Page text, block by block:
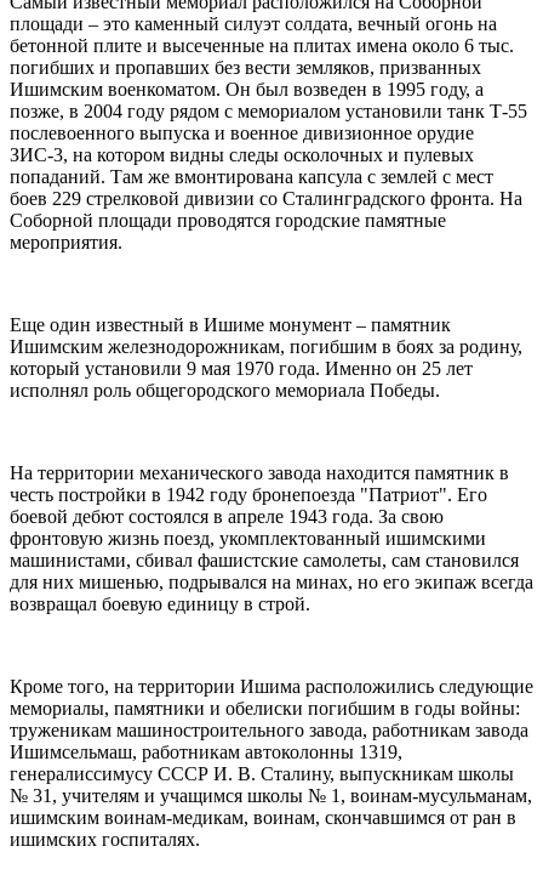
площади – это каменный силуэт солдата, вечный огонь на
бетонной плите и высеченные на плитах имена около 6 тыс.
погибших и пропавших без вести земляков, призванных
Ишимским военкоматом. Он был возведен в 1995 году, а
позже, в 2004 году рядом с мемориалом установили танк Т-55
послевоенного выпуска и военное дивизионное орудие
ЗИС-3, на котором видны следы осколочных и пулевых
попаданий. Там же вмонтирована капсула с землей с мест
боев 229 стрелковой дивизии со Сталинградского фронта. На
Соборной площади проводятся городские памятные
мероприятия.
Еще один известный в Ишиме монумент – памятник
Ишимским железнодорожникам, погибшим в боях за родину,
который установили 9 мая 1970 года. Именно он 25 лет
исполнял роль общегородского мемориала Победы.
На территории механического завода находится памятник в
честь постройки в 1942 году бронепоезда "Патриот". Его
боевой дебют состоялся в апреле 1943 года. За свою
фронтовую жизнь поезд, укомплектованный ишимскими
машинистами, сбивал фашистские самолеты, сам становился
для них мишенью, подрывался на минах, но его экипаж всегда
возвращал боевую единицу в строй.
Кроме того, на территории Ишима расположились следующие
мемориалы, памятники и обелиски погибшим в годы войны:
труженикам машиностроительного завода, работникам завода
Ишимсельмаш, работникам автоколонны 1319,
генералиссимусу СССР И. В. Сталину, выпускникам школы
№ 31, учителям и учащимся школы № 1, воинам-мусульманам,
ишимским воинам-медикам, воинам, скончавшимся от ран в
ишимских госпиталях.